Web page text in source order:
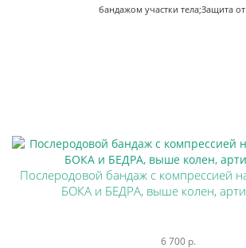
бандажом участки тела;Защита
Послеродовой бандаж с компрессией
БОКА и БЕДРА, выше колен,
6 700 р.